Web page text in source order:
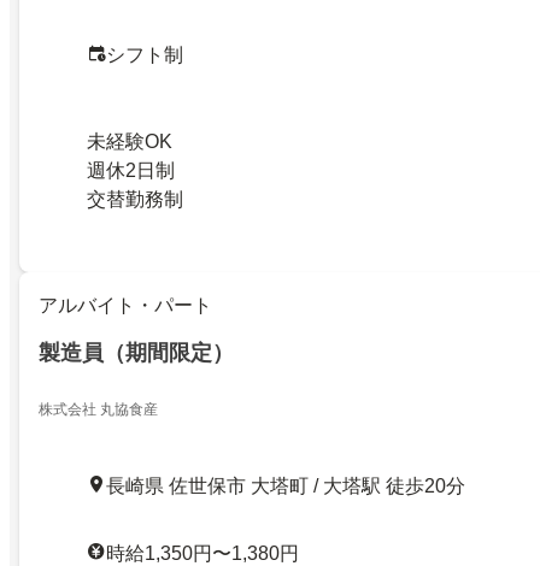
シフト制
未経験OK
週休2日制
交替勤務制
アルバイト・パート
製造員（期間限定）
株式会社 丸協食産
長崎県 佐世保市 大塔町 / 大塔駅 徒歩20分
時給1,350円〜1,380円